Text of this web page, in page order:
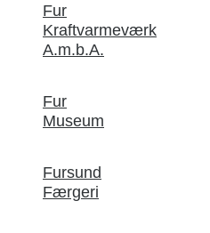
Fur
Kraftvarmeværk
A.m.b.A.
Fur
Museum
Fursund
Færgeri